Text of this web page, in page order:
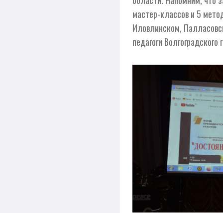
мастер-классов и 5
Иловлинском,
педагоги